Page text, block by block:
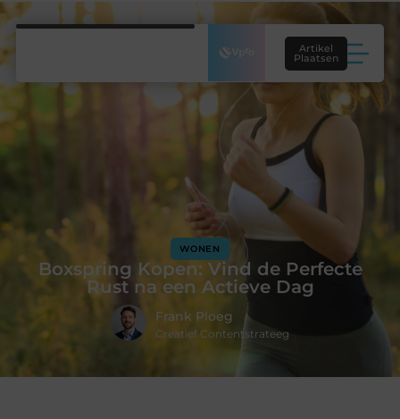
Artikel
Plaatsen
WONEN
Boxspring Kopen: Vind de Perfecte
Rust na een Actieve Dag
Frank Ploeg
Creatief Contentstrateeg